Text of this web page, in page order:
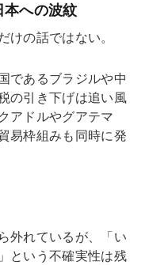
への波紋
の話ではない。
であるブラジルや中
の引き下げは追い風
アドルやグアテマ
易枠組みも同時に発
外れているが、「い
という不確実性は残